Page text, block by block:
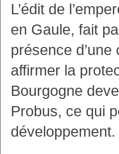
L’édit de
en Gaule, fait
présence
affirmer la
Bourgogne
Probus, ce qui
développement.